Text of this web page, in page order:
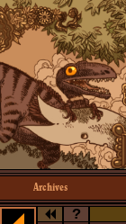
Archives
?